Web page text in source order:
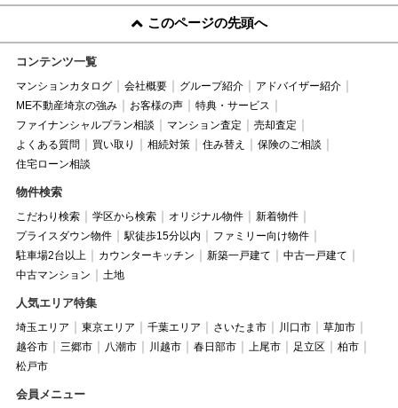
このページの先頭へ
コンテンツ一覧
マンションカタログ 会社概要 グループ紹介
アドバイザー紹介
ME不動産埼京の強み
お客様の声
特典・サービス
ファイナンシャルプラン相談
マンション査定
売却査定
よくある質問
買い取り 相続対策 住み替え
保険のご相談
住宅ローン相談
物件検索
こだわり検索 学区から検索 オリジナル物件
新着物件
プライスダウン物件
駅徒歩15分以内
ファミリー向け物件
駐車場2台以上
カウンターキッチン 新築一戸建て
中古一戸建て
中古マンション
土地
人気エリア特集
埼玉エリア 東京エリア 千葉エリア さいたま市 川口市
草加市
越谷市
三郷市 八潮市 川越市 春日部市 上尾市 足立区
柏市
松戸市
会員メニュー